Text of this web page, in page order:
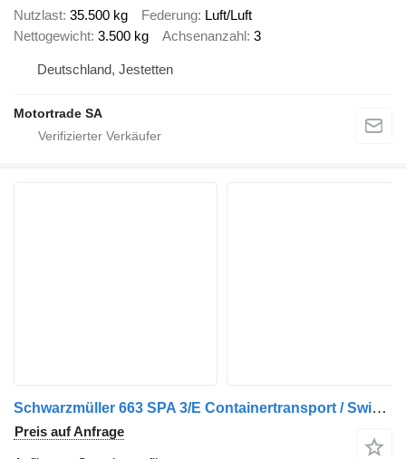
Nutzlast 35.500 kg Federung Luft/Luft
Nettogewicht 3.500 kg Achsenanzahl 3
Deutschland, Jestetten
Motortrade SA
Schwarzmüller 663 SPA 3/E Containertransport / Swiss-Vehicle
Preis auf Anfrage